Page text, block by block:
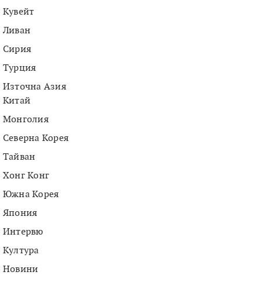
Кувейт
Ливан
Сирия
Турция
Източна Азия
Китай
Монголия
Северна Корея
Тайван
Хонг Конг
Южна Корея
Япония
Интервю
Култура
Новини